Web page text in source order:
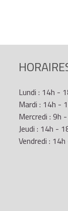
Lundi : 14h -
Mardi : 14h -
Mercredi : 9h
Jeudi : 14h -
Vendredi :